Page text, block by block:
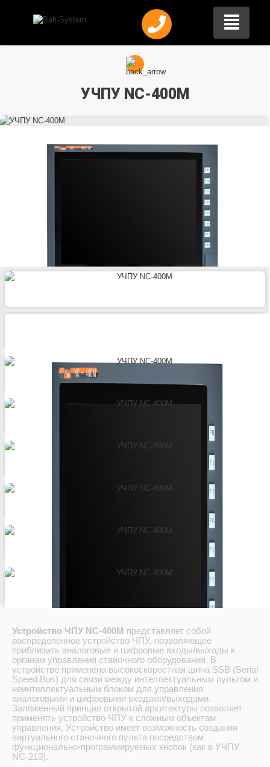
УЧПУ NC-400M
Устройство ЧПУ NC-400M представляет собой
распределенное устройство ЧПУ, позволяющее
приблизить аналоговые и цифровые входы/выходы к
органам управления станочного оборудования. В
устройстве применена высокоскоростная шина SSB (Serial
Speed Bus) для связи между интеллектуальным пультом и
неинтеллектуальным блоком для управления
аналоговыми и цифровыми входами/выходами.
Заложенный принцип открытой архитектуры позволяет
применять устройство ЧПУ к сложным объектам
управления. Устройство имеет возможность создания
виртуального станочного пульта посредством
функционально-программируемых кнопок (как в УЧПУ
NC-210).